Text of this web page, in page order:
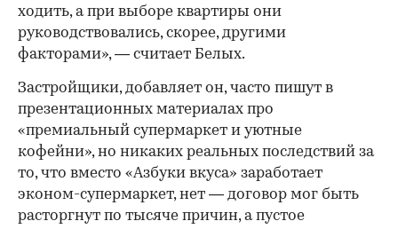
ходить, а при выборе квартиры они
руководствовались, скорее, другими
факторами», — считает Белых.
Застройщики, добавляет он, часто пишут в
презентационных материалах про
«премиальный супермаркет и уютные
кофейни», но никаких реальных последствий за
то, что вместо «Азбуки вкуса» заработает
эконом-супермаркет, нет — договор мог быть
расторгнут по тысяче причин, а пустое